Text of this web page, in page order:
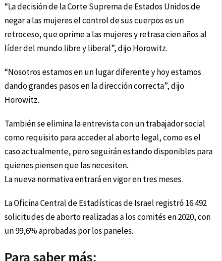
“La decisión de la Corte Suprema de Estados Unidos de
negar a las mujeres el control de sus cuerpos es un
retroceso, que oprime a las mujeres y retrasa cien años al
líder del mundo libre y liberal”, dijo Horowitz.
“Nosotros estamos en un lugar diferente y hoy estamos
dando grandes pasos en la dirección correcta”, dijo
Horowitz.
También se elimina la entrevista con un trabajador social
como requisito para acceder al aborto legal, como es el
caso actualmente, pero seguirán estando disponibles para
quienes piensen que las necesiten.
La nueva normativa entrará en vigor en tres meses.
La Oficina Central de Estadísticas de Israel registró 16.492
solicitudes de aborto realizadas a los comités en 2020, con
un 99,6% aprobadas por los paneles.
Para saber más: